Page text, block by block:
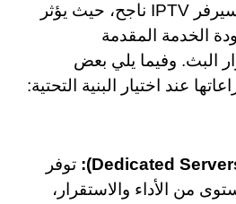
الخطوات في إنشاء سيرفر IPTV ناجح، حيث يؤثر
الخدمة المقدمة
البث. وفيما يلي بعض
عند اختيار البنية التحتية:
توفر
من الأداء والاستقرار،